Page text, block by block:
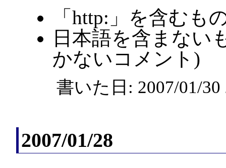
「http:」を含むも
日本語を含まない
かないコメント)
書いた日: 2007/01/
2007/01/28